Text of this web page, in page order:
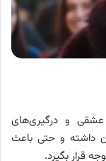
و درگیری‌های
داشته و حتی باعث
قرار بگیرد.